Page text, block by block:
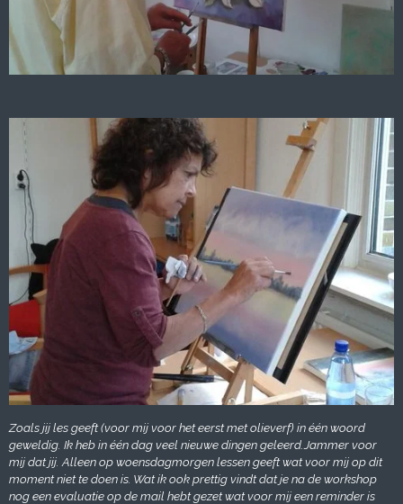
Zoals jij les geeft (voor mij voor het eerst met olieverf) in één woord
geweldig. Ik heb in één dag veel nieuwe dingen geleerd.Jammer voor
mij dat jij. Alleen op woensdagmorgen lessen geeft wat voor mij op dit
moment niet te doen is. Wat ik ook prettig vindt dat je na de workshop
nog een evaluatie op de mail hebt gezet wat voor mij een reminder is